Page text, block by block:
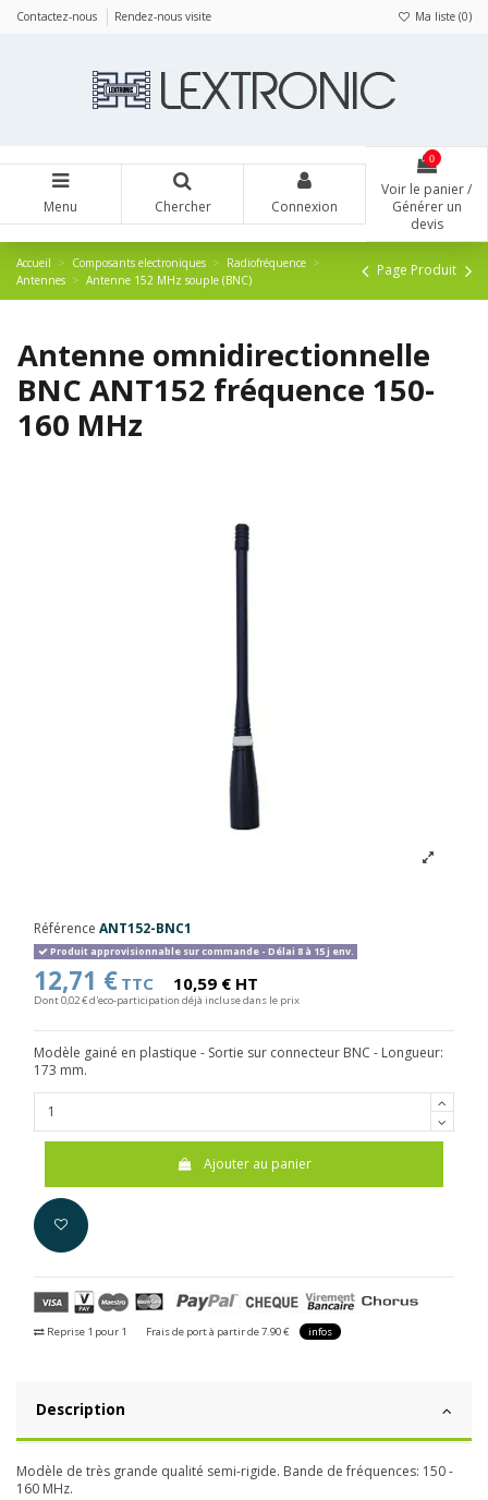
Contactez-nous Rendez-nous visite Ma liste (0)
Menu Chercher Connexion
0
Voir le panier /
Générer un
devis
Accueil Composants electroniques
Radiofréquence
Antennes
Antenne 152 MHz souple (BNC)
Page Produit
Antenne omnidirectionnelle
BNC ANT152 fréquence 150-
160 MHz
Référence ANT152-BNC1
Produit approvisionnable sur commande - Délai 8 à 15 j env.
12,71 € TTC 10,59 € HT
Dont 0,02 € d'eco-participation déjà incluse dans le prix
Modèle gainé en plastique - Sortie sur connecteur BNC - Longueur:
173 mm.
Ajouter au panier
Reprise 1 pour 1 Frais de port à partir de 7.90 € infos
Description
Modèle de très grande qualité semi-rigide. Bande de fréquences: 150 -
160 MHz.
Panneau de gestion des cookies